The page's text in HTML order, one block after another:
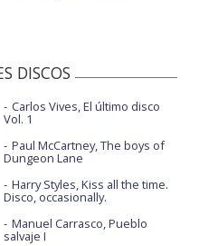
DISCOS
Carlos Vives, El último disco
Vol. 1
Paul McCartney, The boys of
Dungeon Lane
Harry Styles, Kiss all the time.
Disco, occasionally.
Manuel Carrasco, Pueblo
salvaje I